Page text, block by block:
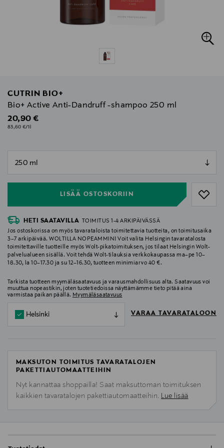
CUTRIN BIO+
Bio+ Active Anti-Dandruff -shampoo 250 ml
Original Price
20,90 €
83,60 €/1l
LISÄÄ OSTOSKORIIN
null
HETI SAATAVILLA
TOIMITUS 1-4 ARKIPÄIVÄSSÄ
Jos ostoskorissa on myös tavarataloista toimitettavia tuotteita, on toimitusaika
3–7 arkipäivää. WOLTILLA NOPEAMMIN! Voit valita Helsingin tavaratalosta
toimitettaville tuotteille myös Wolt-pikatoimituksen, jos tilaat Helsingin Wolt-
palvelualueen sisällä. Voit tehdä Wolt-tilauksia verkkokaupassa ma–pe 10–
18.30, la 10–17.30 ja su 12–16.30, tuotteen minimiarvo 40 €.
Tarkista tuotteen myymäläsaatavuus ja varausmahdollisuus alta. Saatavuus voi
muuttua nopeastikin, joten tuotetiedoissa näyttämämme tieto pitää aina
varmistaa paikan päällä. Myymäläsaatavuus
Helsinki VARAA TAVARATALOON
MAKSUTON TOIMITUS TAVARATALOJEN
PAKETTIAUTOMAATTEIHIN
Nyt kannattaa shoppailla! Saat maksuttoman toimituksen
kaikkien tavaratalojen pakettiautomaatteihin. Lue lisää